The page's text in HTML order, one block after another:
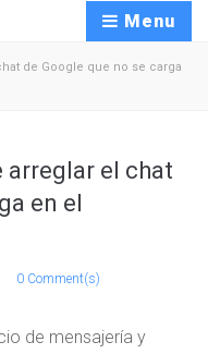
Menu
de Google que no se carga
arreglar el chat
en el
0 Comment(s)
de mensajería y